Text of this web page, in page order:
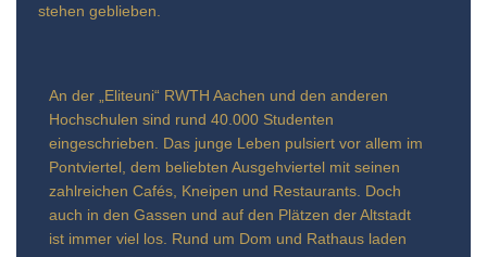
stehen geblieben.
An der „Eliteuni“ RWTH Aachen und den anderen
Hochschulen sind rund 40.000 Studenten
eingeschrieben. Das junge Leben pulsiert vor allem im
Pontviertel, dem beliebten Ausgehviertel mit seinen
zahlreichen Cafés, Kneipen und Restaurants. Doch
auch in den Gassen und auf den Plätzen der Altstadt
ist immer viel los. Rund um Dom und Rathaus laden